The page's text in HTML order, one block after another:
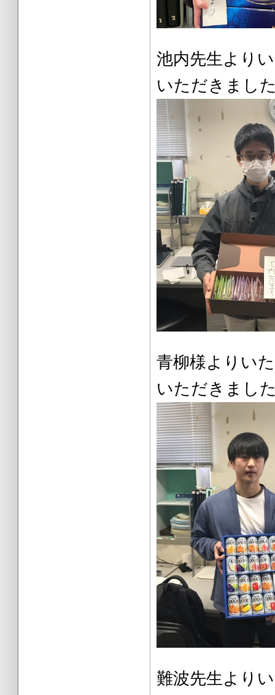
池内先生よ
いただきまし
青柳様より
いただきまし
難波先生よ